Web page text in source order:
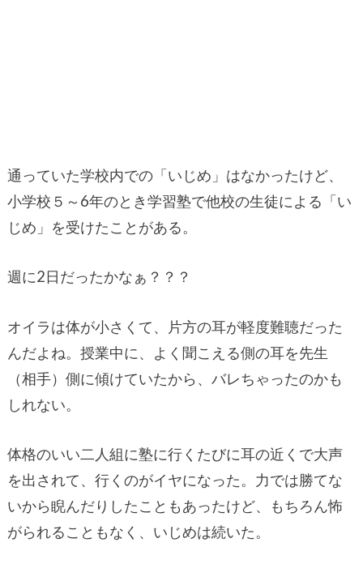
通っていた学校内での「いじめ」はなかったけど、
小学校５～6年のとき学習塾で他校の生徒による「い
じめ」を受けたことがある。
週に2日だったかなぁ？？？
オイラは体が小さくて、片方の耳が軽度難聴だった
んだよね。授業中に、よく聞こえる側の耳を先生
（相手）側に傾けていたから、バレちゃったのかも
しれない。
体格のいい二人組に塾に行くたびに耳の近くで大声
を出されて、行くのがイヤになった。力では勝てな
いから睨んだりしたこともあったけど、もちろん怖
がられることもなく、いじめは続いた。